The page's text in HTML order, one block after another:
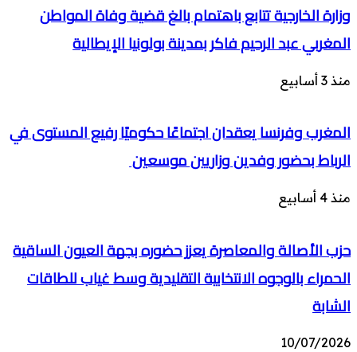
وزارة الخارجية تتابع باهتمام بالغ قضية وفاة المواطن
المغربي عبد الرحيم فاكر بمدينة بولونيا الإيطالية
منذ 3 أسابيع
المغرب وفرنسا يعقدان اجتماعًا حكوميًا رفيع المستوى في
الرباط بحضور وفدين وزاريين موسعين
منذ 4 أسابيع
حزب الأصالة والمعاصرة يعزز حضوره بجهة العيون الساقية
الحمراء بالوجوه الانتخابية التقليدية وسط غياب للطاقات
الشابة
10/07/2026